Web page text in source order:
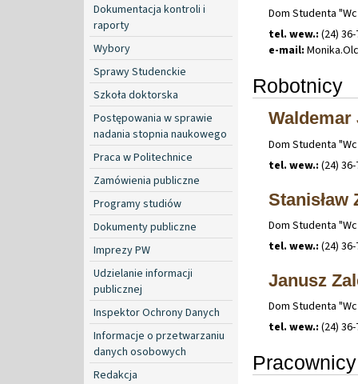
Dokumentacja kontroli i
raporty
Wybory
Sprawy Studenckie
Szkoła doktorska
Postępowania w sprawie
nadania stopnia naukowego
Praca w Politechnice
Zamówienia publiczne
Programy studiów
Dokumenty publiczne
Imprezy PW
Udzielanie informacji
publicznej
Inspektor Ochrony Danych
Informacje o przetwarzaniu
danych osobowych
Redakcja
Dom Studenta
tel. wew.: (24)
e-mail: Monika.
Robotnicy
Waldemar
Dom Studenta
tel. wew.: (24)
Stanisław
Dom Studenta
tel. wew.: (24)
Janusz
Dom Studenta
tel. wew.: (24)